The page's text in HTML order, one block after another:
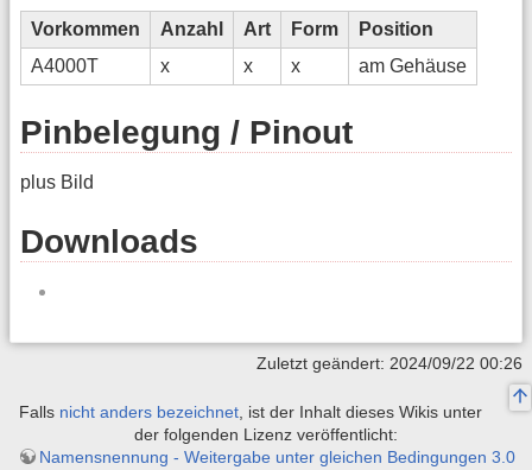
Vorkommen Anzahl Art Form
Position
A4000T
x x x am Gehäuse
Pinbelegung / Pinout
plus Bild
Downloads
Zuletzt geändert: 2024/09/22 00:26
Falls nicht anders bezeichnet , ist der Inhalt dieses Wikis unter
der folgenden Lizenz veröffentlicht:
Namensnennung - Weitergabe unter gleichen Bedingungen 3.0